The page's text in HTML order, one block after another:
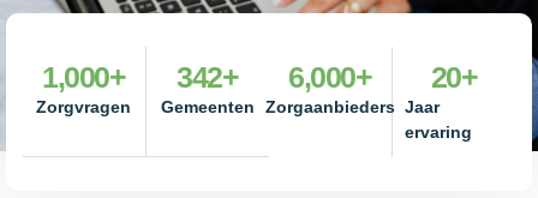
Zorgvragen
1,000+
Gemeenten
342+
Zorgaanbieders
6,000+
Jaar
ervaring
20+